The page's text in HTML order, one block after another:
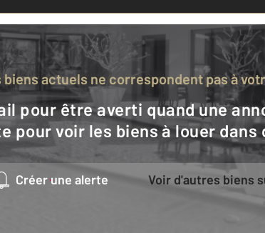
biens actuels ne correspondent pas à
pour voir les biens à louer dans
Créer une alerte Voir d'autres biens